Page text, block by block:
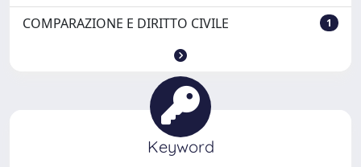
COMPARAZIONE E DIRITTO CIVILE 1
Keyword